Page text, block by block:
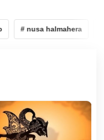
# nusa halmahera